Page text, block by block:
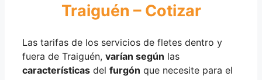
Traiguén – Cotizar
Las tarifas de los servicios de fletes dentro y
fuera de Traiguén, varían según las
características del furgón que necesite para el